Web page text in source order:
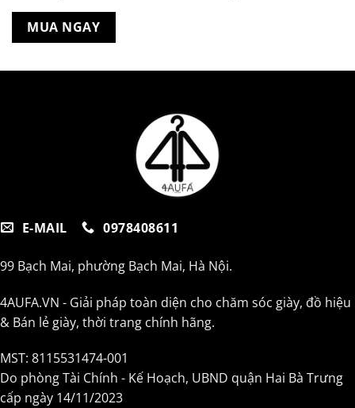
MUA NGAY
E-MAIL 0978408611
99 Bạch Mai, phường Bạch Mai, Hà Nội.
4AUFA.VN - Giải pháp toàn diện cho chăm sóc giày, đồ hiệu
& Bán lẻ giày, thời trang chính hãng.
MST: 8115531474-001
Do phòng Tài Chính - Kế Hoạch, UBND quận Hai Bà Trưng
cấp ngày 14/11/2023